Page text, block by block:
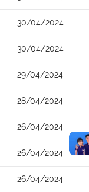
30/04/2024
30/04/2024
29/04/2024
28/04/2024
26/04/2024
26/04/2024
26/04/2024